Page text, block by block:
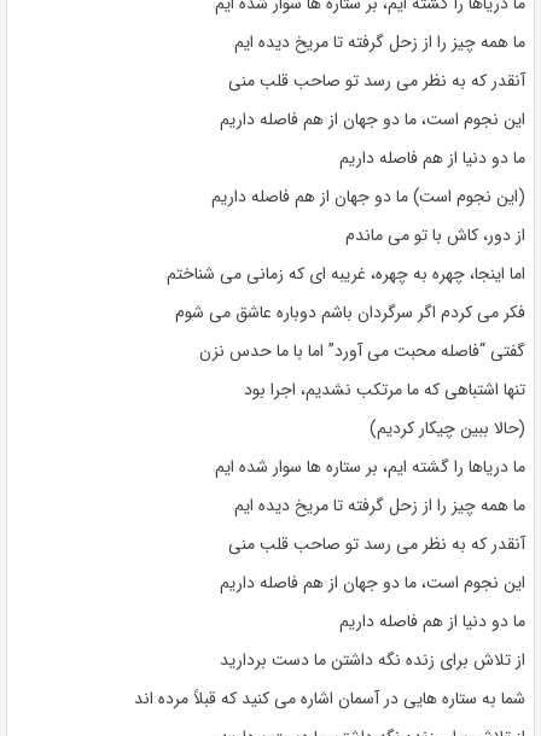
ما همه چیز را از زحل گرفته تا مریخ دیده ایم
آنقدر که به نظر می رسد تو صاحب قلب منی
این نجوم است، ما دو جهان از هم فاصله داریم
ما دو دنیا از هم فاصله داریم
(این نجوم است) ما دو جهان از هم فاصله داریم
از دور، کاش با تو می ماندم
اما اینجا، چهره به چهره، غریبه ای که زمانی می شناختم
فکر می کردم اگر سرگردان باشم دوباره عاشق می شوم
گفتی “فاصله محبت می آورد” اما با ما حدس نزن
تنها اشتباهی که ما مرتکب نشدیم، اجرا بود
(حالا ببین چیکار کردیم)
ما دریاها را گشته ایم، بر ستاره ها سوار شده ایم
ما همه چیز را از زحل گرفته تا مریخ دیده ایم
آنقدر که به نظر می رسد تو صاحب قلب منی
این نجوم است، ما دو جهان از هم فاصله داریم
ما دو دنیا از هم فاصله داریم
از تلاش برای زنده نگه داشتن ما دست بردارید
شما به ستاره هایی در آسمان اشاره می کنید که قبلاً مرده اند